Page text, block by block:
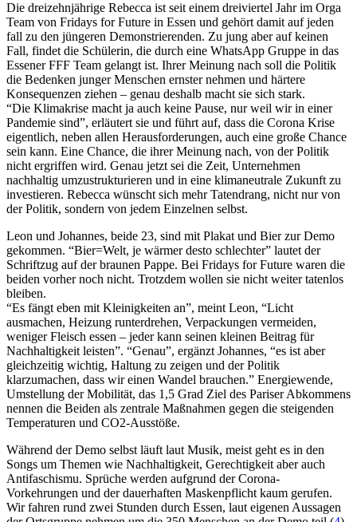
Die dreizehnjährige Rebecca ist seit einem dreiviertel Jahr im Orga
Team von Fridays for Future in Essen und gehört damit auf jeden
fall zu den jüngeren Demonstrierenden. Zu jung aber auf keinen
Fall, findet die Schülerin, die durch eine WhatsApp Gruppe in das
Essener FFF Team gelangt ist. Ihrer Meinung nach soll die Politik
die Bedenken junger Menschen ernster nehmen und härtere
Konsequenzen ziehen – genau deshalb macht sie sich stark.
“Die Klimakrise macht ja auch keine Pause, nur weil wir in einer
Pandemie sind”, erläutert sie und führt auf, dass die Corona Krise
eigentlich, neben allen Herausforderungen, auch eine große Chance
sein kann. Eine Chance, die ihrer Meinung nach, von der Politik
nicht ergriffen wird. Genau jetzt sei die Zeit, Unternehmen
nachhaltig umzustrukturieren und in eine klimaneutrale Zukunft zu
investieren. Rebecca wünscht sich mehr Tatendrang, nicht nur von
der Politik, sondern von jedem Einzelnen selbst.
Leon und Johannes, beide 23, sind mit Plakat und Bier zur Demo
gekommen. “Bier=Welt, je wärmer desto schlechter” lautet der
Schriftzug auf der braunen Pappe. Bei Fridays for Future waren die
beiden vorher noch nicht. Trotzdem wollen sie nicht weiter tatenlos
bleiben.
“Es fängt eben mit Kleinigkeiten an”, meint Leon, “Licht
ausmachen, Heizung runterdrehen, Verpackungen vermeiden,
weniger Fleisch essen – jeder kann seinen kleinen Beitrag für
Nachhaltigkeit leisten”. “Genau”, ergänzt Johannes, “es ist aber
gleichzeitig wichtig, Haltung zu zeigen und der Politik
klarzumachen, dass wir einen Wandel brauchen.” Energiewende,
Umstellung der Mobilität, das 1,5 Grad Ziel des Pariser Abkommens
nennen die Beiden als zentrale Maßnahmen gegen die steigenden
Temperaturen und CO2-Ausstöße.
Während der Demo selbst läuft laut Musik, meist geht es in den
Songs um Themen wie Nachhaltigkeit, Gerechtigkeit aber auch
Antifaschismu. Sprüche werden aufgrund der Corona-
Vorkehrungen und der dauerhaften Maskenpflicht kaum gerufen.
Wir fahren rund zwei Stunden durch Essen, laut eigenen Aussagen